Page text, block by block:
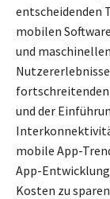
entscheidenden
mobilen
und
und der
mobile App-
App-
Kosten zu